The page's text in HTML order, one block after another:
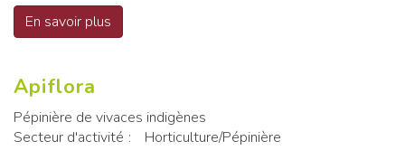
En savoir plus
Apiflora
Pépinière de vivaces indigènes
Secteur d'activité
Horticulture/Pépinière